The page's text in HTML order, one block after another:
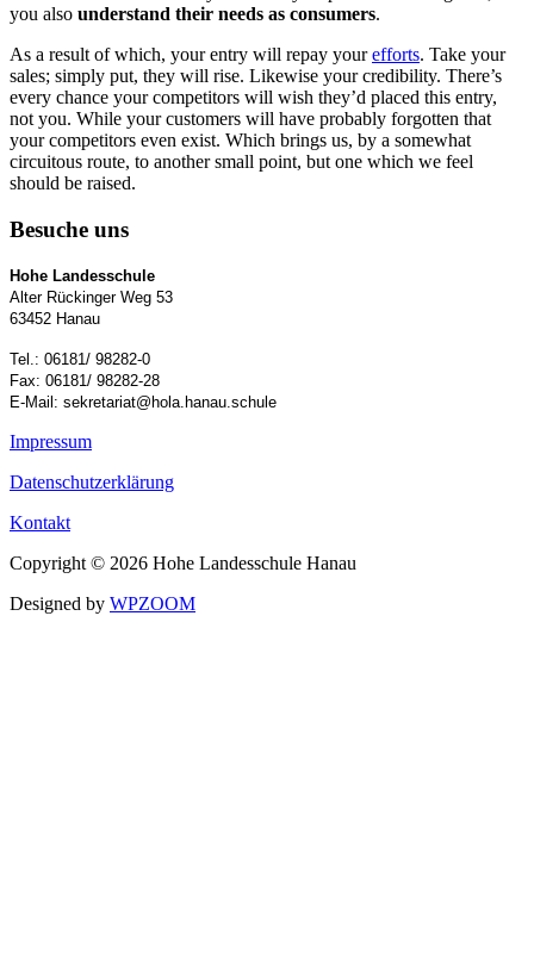
you also understand their needs as consumers.
As a result of which, your entry will repay yourefforts. Take your
sales; simply put, they will rise. Likewise your credibility. There’s
every chance your competitors will wish they’d placed this entry,
not you. While your customers will have probably forgotten that
your competitors even exist. Which brings us, by a somewhat
circuitous route, to another small point, but one which we feel
should be raised.
Besuche uns
Hohe Landesschule
Alter Rückinger Weg 53
63452 Hanau
Tel.: 06181/ 98282-0
Fax: 06181/ 98282-28
E-Mail: sekretariat@hola.hanau.schule
Impressum
Datenschutzerklärung
Kontakt
Copyright © 2026 Hohe Landesschule Hanau
Designed by WPZOOM